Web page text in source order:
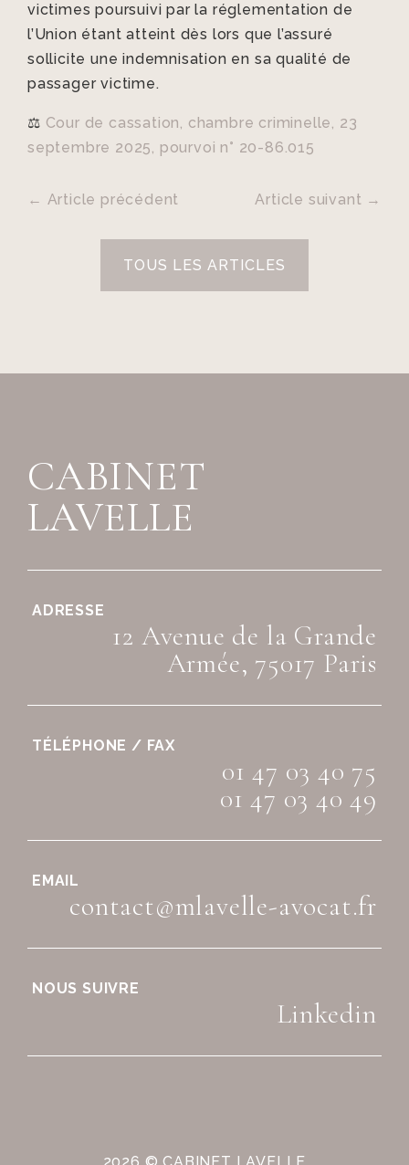
victimes poursuivi par la réglementation de
l’Union étant atteint dès lors que l’assuré
sollicite une indemnisation en sa qualité de
passager victime.
⚖️ Cour de cassation, chambre criminelle, 23
septembre 2025, pourvoi n° 20-86.015
← Article précédent Article suivant →
TOUS LES ARTICLES
CABINET
LAVELLE
ADRESSE
12 Avenue de la Grande
Armée, 75017 Paris
TÉLÉPHONE / FAX
01 47 03 40 75
01 47 03 40 49
EMAIL
contact@mlavelle-avocat.fr
NOUS SUIVRE
Linkedin